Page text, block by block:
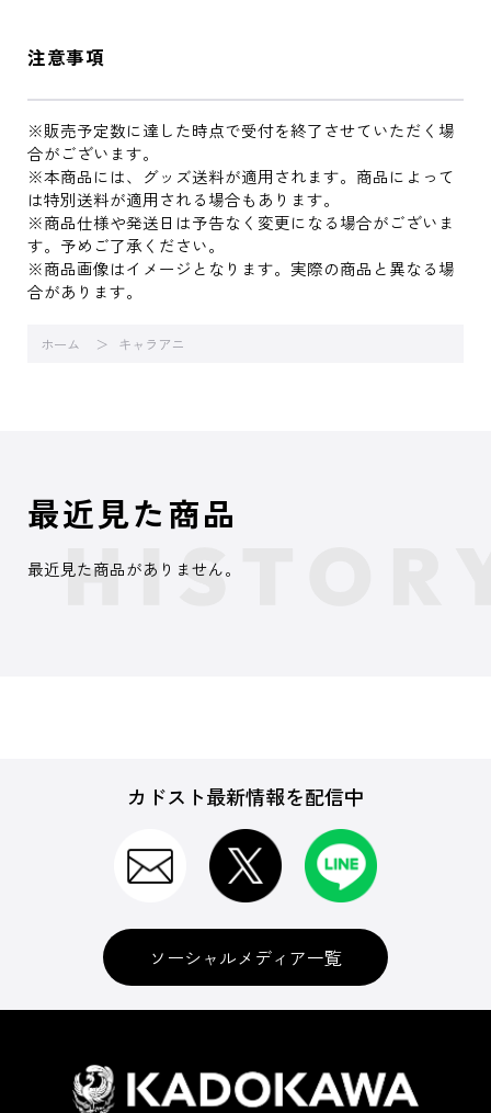
注意事項
※販売予定数に達した時点で受付を終了させていただく場
合がございます。
※本商品には、グッズ送料が適用されます。商品によって
は特別送料が適用される場合もあります。
※商品仕様や発送日は予告なく変更になる場合がございま
す。予めご了承ください。
※商品画像はイメージとなります。実際の商品と異なる場
合があります。
ホーム キャラアニ
最近見た商品
最近見た商品がありません。
カドスト最新情報を配信中
ソーシャルメディア一覧